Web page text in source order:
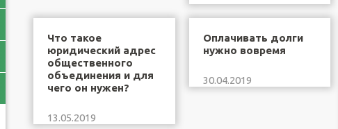
Что такое
юридический адрес
общественного
объединения и для
чего он нужен?
13.05.2019
Оплачивать долги
нужно вовремя
30.04.2019